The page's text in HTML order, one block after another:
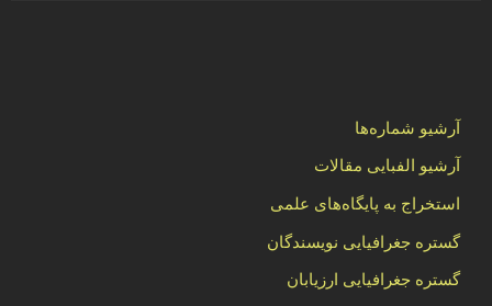
آرشیو شماره‌ها
آرشیو الفبایی مقالات
استخراج به پایگاه‌های علمی
گستره جغرافیایی نویسندگان
گستره جغرافیایی ارزیابان